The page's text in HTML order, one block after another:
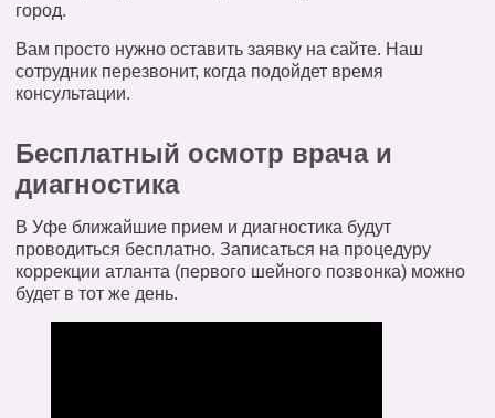
город.
Вам просто нужно оставить заявку на сайте. Наш
сотрудник перезвонит, когда подойдет время
консультации.
Бесплатный осмотр врача и
диагностика
В Уфе ближайшие прием и диагностика будут
проводиться бесплатно. Записаться на процедуру
коррекции атланта (первого шейного позвонка) можно
будет в тот же день.